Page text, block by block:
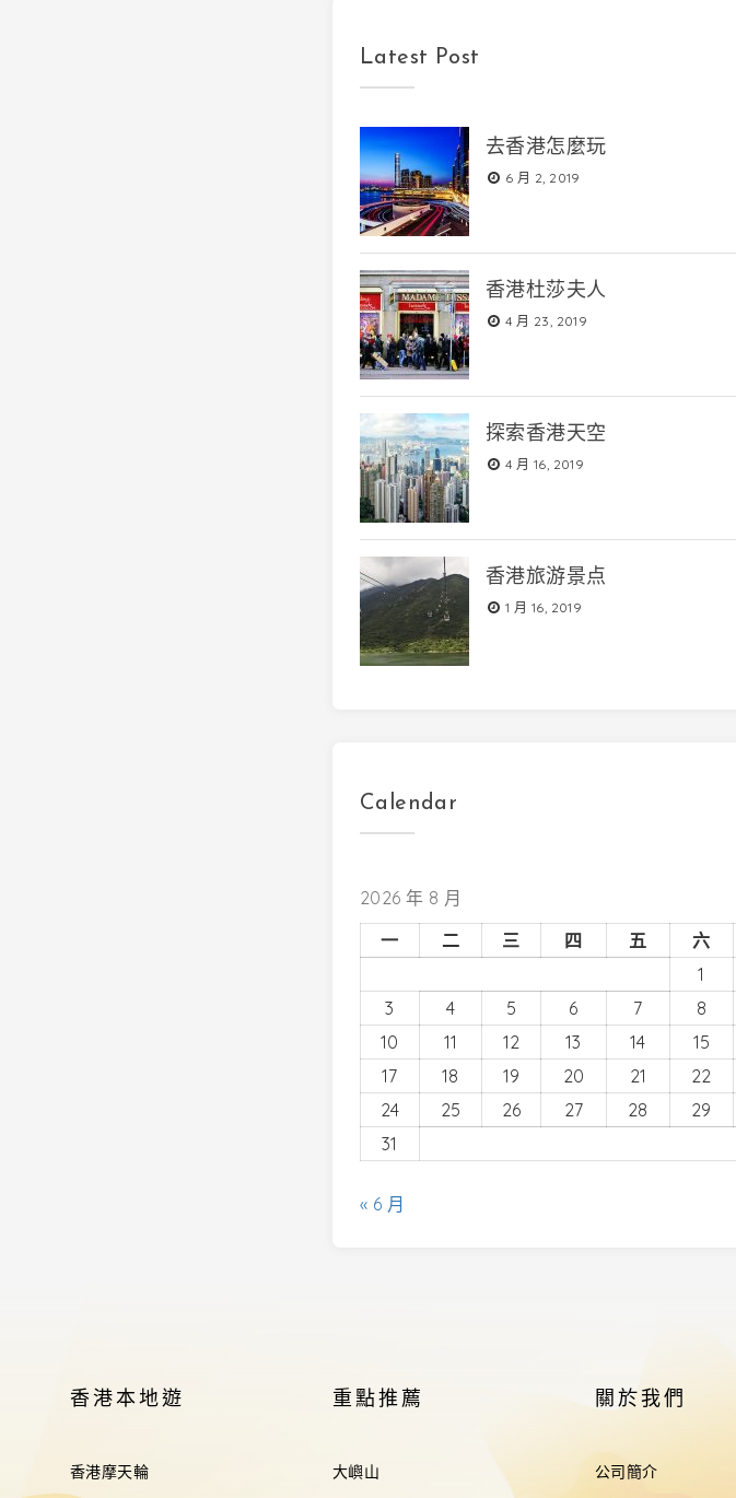
Latest Post
去香港怎麼玩
6 月 2, 2019
香港杜莎夫人
4 月 23, 2019
探索香港天空
4 月 16, 2019
香港旅游景点
1 月 16, 2019
Calendar
2026 年 8 月
一
二 三 四 五
六
1
3
4 5 6 7
8
10
11 12 13 14
15
17
18 19 20 21
22
24
25 26 27 28
29
31
« 6 月
香港本地遊
香港摩天輪
重點推薦
大嶼山
關於我們
公司簡介